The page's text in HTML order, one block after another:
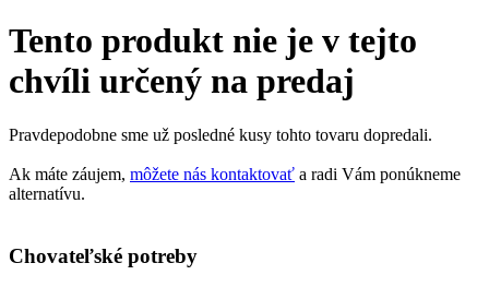
Tento produkt nie je v tejto
chvíli určený na predaj
Pravdepodobne sme už posledné kusy tohto tovaru dopredali.
Ak máte záujem, môžete nás kontaktovať a radi Vám ponúkneme
alternatívu.
Chovateľské potreby